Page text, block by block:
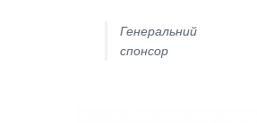
Генеральний
спонсор